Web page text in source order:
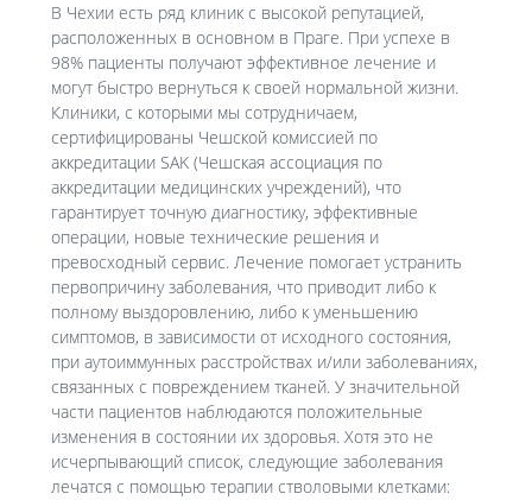
В Чехии есть ряд клиник с высокой репутацией,
расположенных в основном в Праге. При успехе в
98% пациенты получают эффективное лечение и
могут быстро вернуться к своей нормальной жизни.
Клиники, с которыми мы сотрудничаем,
сертифицированы Чешской комиссией по
аккредитации SAK (Чешская ассоциация по
аккредитации медицинских учреждений), что
гарантирует точную диагностику, эффективные
операции, новые технические решения и
превосходный сервис. Лечение помогает устранить
первопричину заболевания, что приводит либо к
полному выздоровлению, либо к уменьшению
симптомов, в зависимости от исходного состояния,
при аутоиммунных расстройствах и/или заболеваниях,
связанных с повреждением тканей. У значительной
части пациентов наблюдаются положительные
изменения в состоянии их здоровья. Хотя это не
исчерпывающий список, следующие заболевания
лечатся с помощью терапии стволовыми клетками: